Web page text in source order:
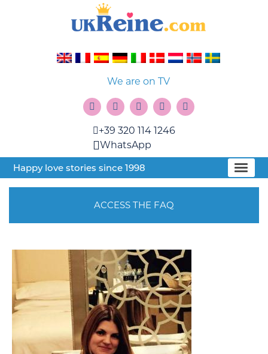
We are on TV
+39 320 114 1246
WhatsApp
Happy love stories since 1998
ACCESS THE FAQ